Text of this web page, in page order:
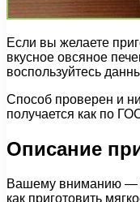
Если вы желаете
вкусное овсяное
воспользуйтесь
Способ проверен и
получается как по
Описание
Вашему вниманию —
как приготовить